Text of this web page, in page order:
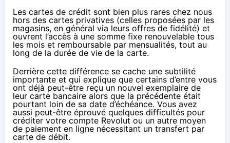
Les cartes de crédit sont bien plus rares chez nous
hors des cartes privatives (celles proposées par les
magasins, en général via leurs offres de fidélité) et
ouvrent l’accès à une somme fixe renouvelable tous
les mois et remboursable par mensualités, tout au
long de la durée de vie de la carte.
Derrière cette différence se cache une subtilité
importante et qui explique que certains d’entre vous
ont déjà peut-être reçu un nouvel exemplaire de
leur carte bancaire alors que la précédente était
pourtant loin de sa date d’échéance. Vous avez
aussi peut-être éprouvé quelques difficultés pour
créditer votre compte Revolut ou un autre moyen
de paiement en ligne nécessitant un transfert par
carte de débit.